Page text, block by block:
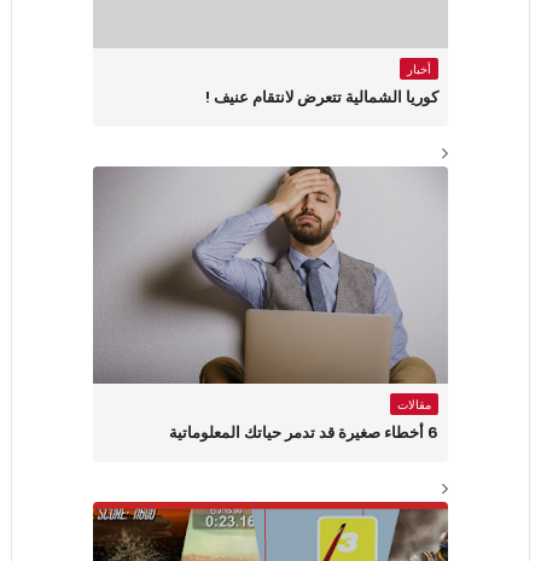
أخبار
كوريا الشمالية تتعرض لانتقام عنيف !
مقالات
6 أخطاء صغيرة قد تدمر حياتك المعلوماتية